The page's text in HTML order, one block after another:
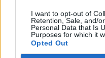
I want to opt-out of
Retention, Sale, and/
Personal Data that Is
Purposes for which it
Opted Out
A keresett cikk a
tartozik, melynek
regisztrációhoz kötött.